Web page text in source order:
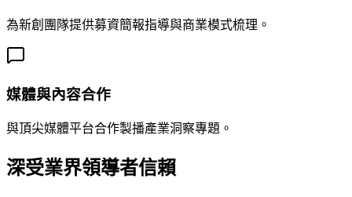
為新創團隊提供募資簡報指導與商業模式梳理。
媒體與內容合作
與頂尖媒體平台合作製播產業洞察專題。
深受業界領導者信賴